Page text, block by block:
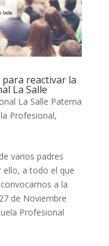
reactivar la
La Salle
La Salle Paterna
Profesional,
varios padres
ello, a todo el que
a la
de Noviembre
Profesional